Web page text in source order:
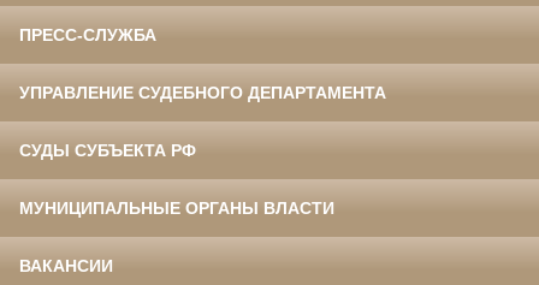
ПРЕСС-СЛУЖБА
УПРАВЛЕНИЕ СУДЕБНОГО ДЕПАРТАМЕНТА
СУДЫ СУБЪЕКТА РФ
МУНИЦИПАЛЬНЫЕ ОРГАНЫ ВЛАСТИ
ВАКАНСИИ